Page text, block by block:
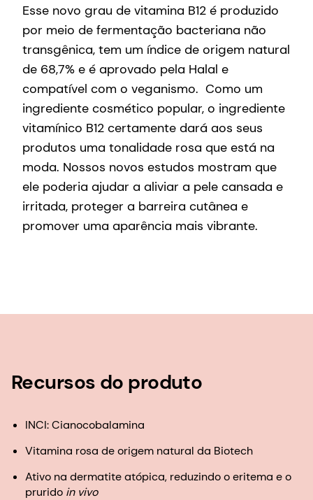
Esse novo grau de vitamina B12 é produzido
por meio de fermentação bacteriana não
transgênica, tem um índice de origem natural
de 68,7% e é aprovado pela Halal e
compatível com o veganismo. Como um
ingrediente cosmético popular, o ingrediente
vitamínico B12 certamente dará aos seus
produtos uma tonalidade rosa que está na
moda. Nossos novos estudos mostram que
ele poderia ajudar a aliviar a pele cansada e
irritada, proteger a barreira cutânea e
promover uma aparência mais vibrante.
Recursos do produto
INCI: Cianocobalamina
Vitamina rosa de origem natural da Biotech
Ativo na dermatite atópica, reduzindo o eritema e o
prurido in vivo